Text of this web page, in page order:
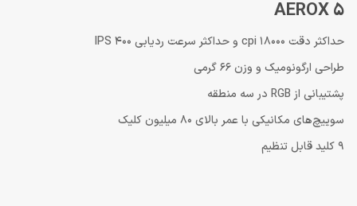
AEROX 5
حداکثر دقت 18000 cpi و حداکثر سرعت ردیابی 400 IPS
طراحی ارگونومیک و وزن 66 گرمی
پشتیبانی از RGB در سه منطقه
سوییچ‌های مکانیکی با عمر بالای 80 میلیون کلیک
9 کلید قابل تنظیم